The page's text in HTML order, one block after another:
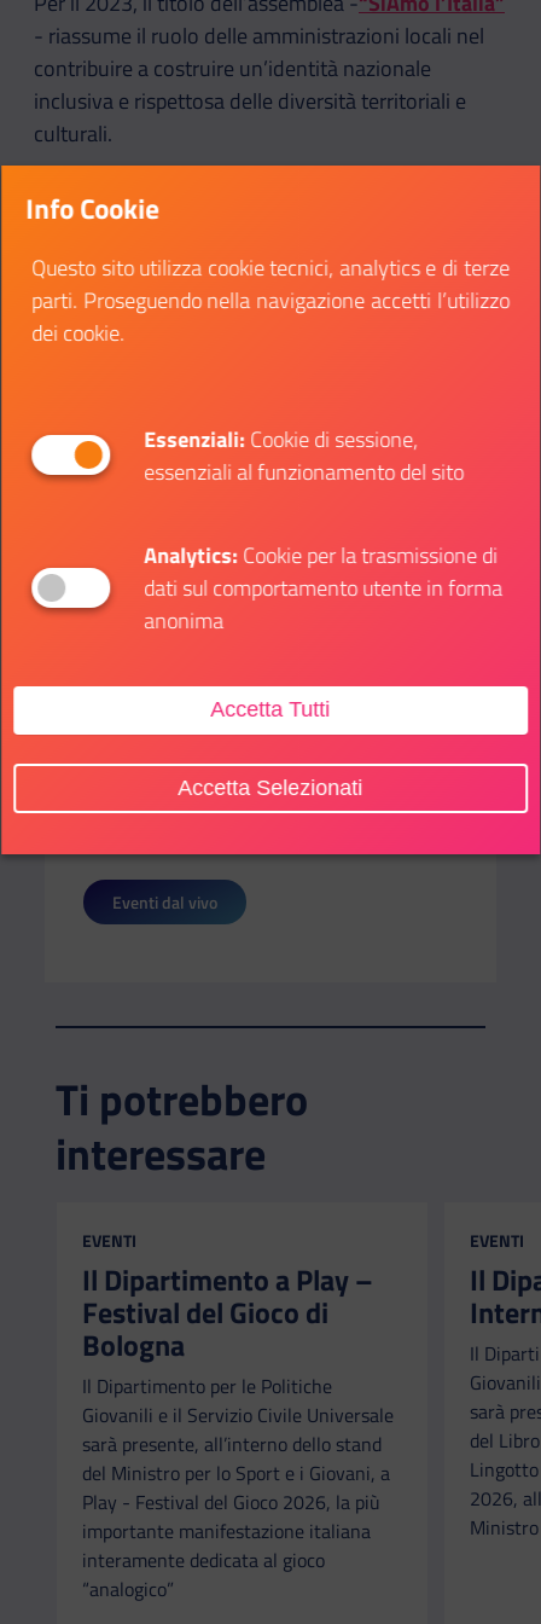
- riassume il ruolo delle amministrazioni locali nel
contribuire a costruire un’identità nazionale
inclusiva e rispettosa delle diversità territoriali e
culturali.
saranno presenti per ascoltare le istanze dei giovani
amministratori, ma anche per confrontarsi e
discutere sui temi più caldi come sostenibilità e
lavoro. All’incontro non mancheranno inoltre alcuni
rappresentanti del network degli Ambassador
Tra gli ospiti istituzionali anche Alessandra Locatelli
Salvini - vicepresidente del Consiglio e Ministro
delle Infrastrutture e dei Trasporti.
ruolo.Compila subito il form per partecipare.
Eventi dal vivo
Ti potrebbero
interessare
CATEGORIA:
EVENTI
Il Dipartimento a Play –
Festival del Gioco di
Bologna
Il Dipartimento per le Politiche
Giovanili e il Servizio Civile Universale
sarà presente, all’interno dello stand
del Ministro per lo Sport e i Giovani, a
Play - Festival del Gioco 2026, la più
importante manifestazione italiana
interamente dedicata al gioco
“analogico”
EVENTI
Il
Il
sarà
del
2026,
Info Cookie
Questo sito utilizza cookie tecnici, analytics e di terze
parti. Proseguendo nella navigazione accetti l’utilizzo
dei cookie.
Essenziali:Cookie di sessione,
essenziali al funzionamento del sito
Analytics:Cookie per la trasmissione di
dati sul comportamento utente in forma
anonima
Accetta Tutti
Accetta Selezionati